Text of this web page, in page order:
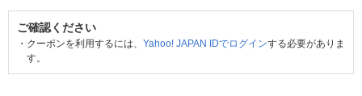
ご確認ください
・ クーポンを利用するには、 Yahoo! JAPAN IDでログインする必要がありま
す。